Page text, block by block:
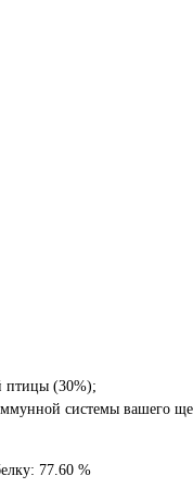
птицы (30%);
системы вашего
77.60 %